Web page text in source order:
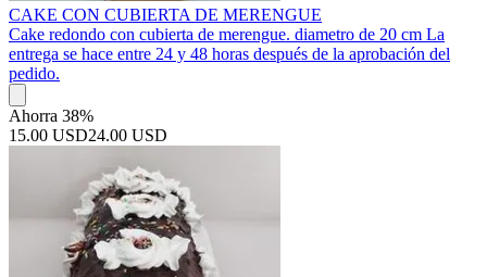
CAKE CON CUBIERTA DE MERENGUE
Cake redondo con cubierta de merengue. diametro de 20 cm La
entrega se hace entre 24 y 48 horas después de la aprobación del
pedido.
Ahorra 38%
15.00 USD24.00 USD